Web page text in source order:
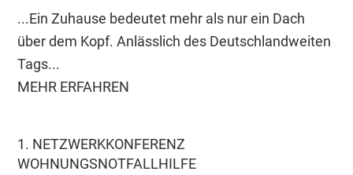
...Ein Zuhause bedeutet mehr als nur ein Dach
über dem Kopf. Anlässlich des Deutschlandweiten
Tags...
MEHR ERFAHREN
1. NETZWERKKONFERENZ
WOHNUNGSNOTFALLHILFE